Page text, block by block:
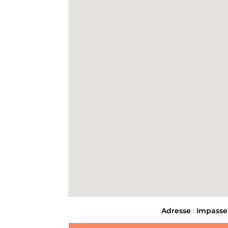
Adresse :
DÉBARRAS DE